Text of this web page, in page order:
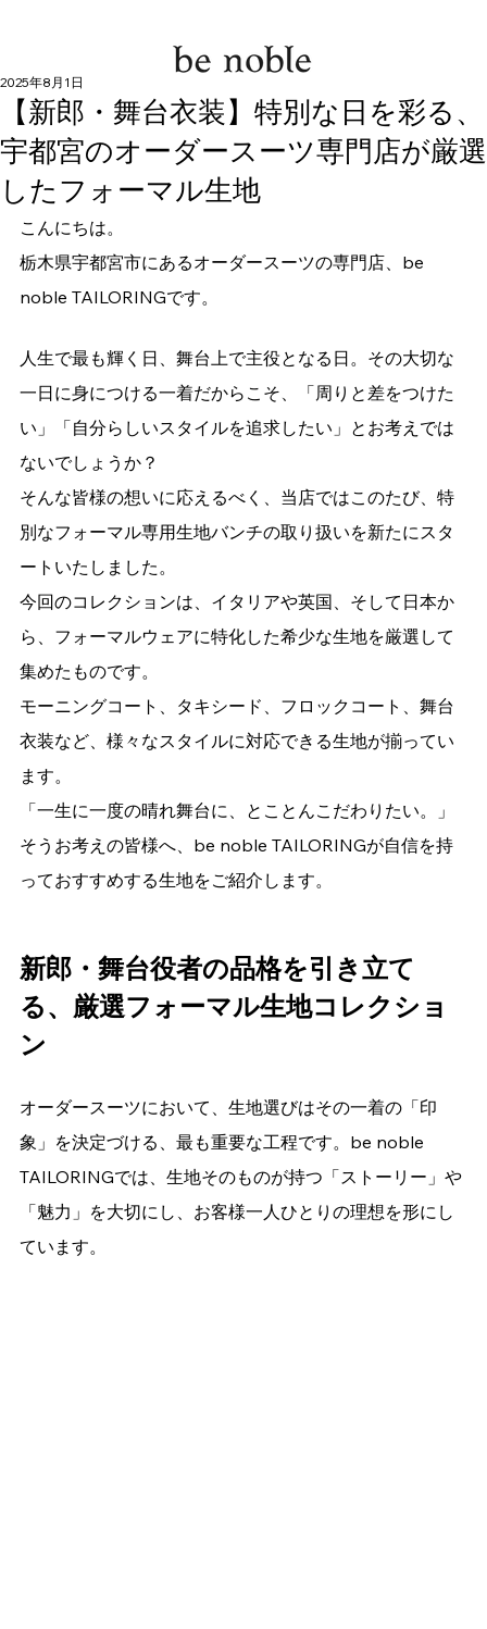
【新郎・舞台衣装】特別な日を彩る、
宇都宮のオーダースーツ専門店が厳選
したフォーマル生地
2025年8月1日
こんにちは。
栃木県宇都宮市にあるオーダースーツの専門店、be
noble TAILORINGです。
人生で最も輝く日、舞台上で主役となる日。その大切な
一日に身につける一着だからこそ、「周りと差をつけた
い」「自分らしいスタイルを追求したい」とお考えでは
ないでしょうか？
そんな皆様の想いに応えるべく、当店ではこのたび、特
別なフォーマル専用生地バンチの取り扱いを新たにスタ
ートいたしました。
今回のコレクションは、イタリアや英国、そして日本か
ら、フォーマルウェアに特化した希少な生地を厳選して
集めたものです。
モーニングコート、タキシード、フロックコート、舞台
衣装など、様々なスタイルに対応できる生地が揃ってい
ます。
「一生に一度の晴れ舞台に、とことんこだわりたい。」
そうお考えの皆様へ、be noble TAILORINGが自信を持
っておすすめする生地をご紹介します。
新郎・舞台役者の品格を引き立て
る、厳選フォーマル生地コレクショ
ン
オーダースーツにおいて、生地選びはその一着の「印
象」を決定づける、最も重要な工程です。be noble
TAILORINGでは、生地そのものが持つ「ストーリー」や
「魅力」を大切にし、お客様一人ひとりの理想を形にし
ています。